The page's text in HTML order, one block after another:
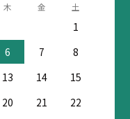
木 金 土
1
6 7
8
13 14
15
20 21
22